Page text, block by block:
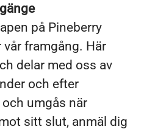
på Pineberry
framgång. Här
delar med oss av
och efter
umgås när
sitt slut, anmäl dig